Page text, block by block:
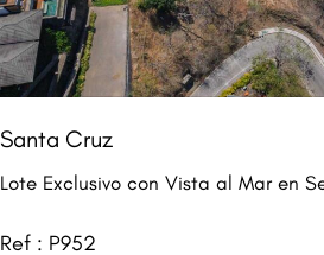
Santa Cruz
Lote Exclusivo con Vista al Mar en
Ref : P952